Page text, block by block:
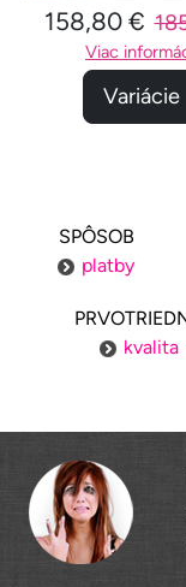
158,80 €
Viac
Variácie
SPÔSOB
platby
kvalita